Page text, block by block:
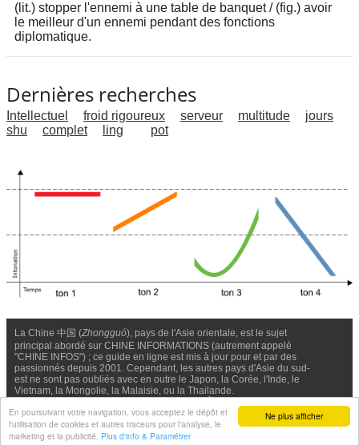
Ne plus afficher
En poursuivant votre navigation, vous acceptez le dépôt et
l'utilisation de cookies et autres traceurs pour l'analyse, le
marketing et la publicité. Plus d'info & Paramétrer
(lit.) stopper l'ennemi à une table de banquet / (fig.) avoir
le meilleur d'un ennemi pendant des fonctions
diplomatique.
Dernières recherches
Intellectuel froid rigoureux serveur multitude
jours
shu
complet ling pot
La Chine 中国 (Zhongguó), pays de l'Asie orientale, est le sujet
principal abordé sur CHINE INFORMATIONS (autrement appelé
"CHINE INFOS") ; ce guide en ligne est mis à jour pour et par des
passionnés depuis 2001. Cependant, les autres pays d'Asie du sud-
est ne sont pas oubliés avec en outre le Japon, la Corée, l'Inde, le
Vietnam, la Mongolie, la Malaisie, ou la Thailande.
Nous contacter-Facebook-Confidentialité & Cookies
© Chine Informations, 2026 - Tous droits réservés (depuis 2001)